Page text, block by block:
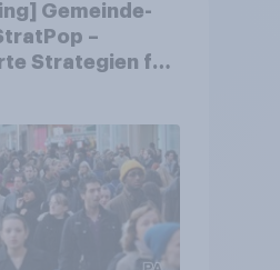
Gemeinde-
–
Strategien für